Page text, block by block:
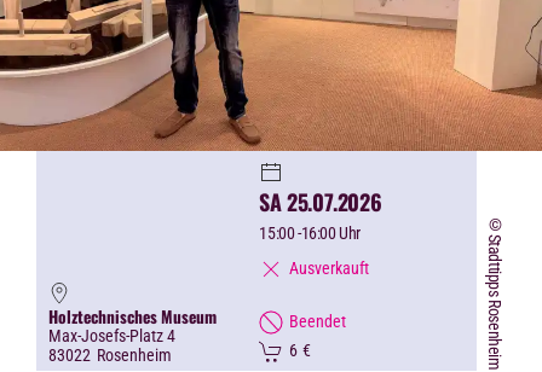
Holztechnisches Museum
Max-Josefs-Platz 4
83022 Rosenheim
SA 25.07.2026
15:00-16:00 Uhr
Ausverkauft
Beendet
6 € ©Stadttipps Rosenheim